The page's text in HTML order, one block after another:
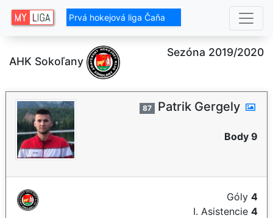
Prvá hokejová liga Čaňa
AHK Sokoľany
Sezóna 2019/2020
87 Patrik Gergely
Body 9
Góly 4
I. Asistencie 4